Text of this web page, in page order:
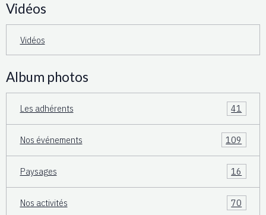
Vidéos
Vidéos
Album photos
Les adhérents 41
Nos événements 109
Paysages 16
Nos activités 70